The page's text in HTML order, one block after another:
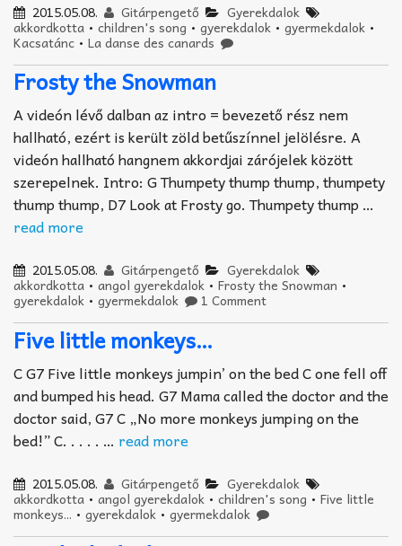
2015.05.08. Gitárpengető Gyerekdalok
akkordkotta • children's song • gyerekdalok • gyermekdalok •
Kacsatánc • La danse des canards
Frosty the Snowman
A videón lévő dalban az intro = bevezető rész nem
hallható, ezért is került zöld betűszínnel jelölésre. A
videón hallható hangnem akkordjai zárójelek között
szerepelnek. Intro: G Thumpety thump thump, thumpety
thump thump, D7 Look at Frosty go. Thumpety thump …
read more
2015.05.08. Gitárpengető Gyerekdalok
akkordkotta • angol gyerekdalok • Frosty the Snowman •
gyerekdalok • gyermekdalok 1 Comment
Five little monkeys…
C G7 Five little monkeys jumpin’ on the bed C one fell off
and bumped his head. G7 Mama called the doctor and the
doctor said, G7 C „No more monkeys jumping on the
bed!” C. . . . . … read more
2015.05.08. Gitárpengető Gyerekdalok
akkordkotta • angol gyerekdalok • children's song • Five little
monkeys... • gyerekdalok • gyermekdalok